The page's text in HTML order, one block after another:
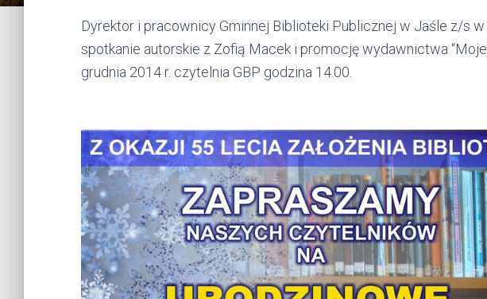
Dyrektor i pracownicy Gminnej Biblioteki Publicznej w Jaśle z/s
spotkanie autorskie z Zofią Macek i promocję wydawnictwa
grudnia 2014 r. czytelnia GBP godzina 14.00.